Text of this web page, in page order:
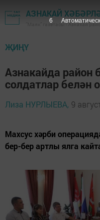
АЗНАКАЙ
"Маяк" газетасы - Азнакай
ҖИҢҮ
Азнакайда
солдатлар белән
Лиза НУРЛЫЕВА, 9
Махсус хәрби
бер-бер артлы ялга
4